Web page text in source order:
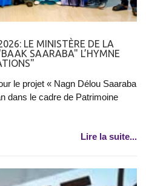
LE MINISTÈRE DE LA
SAARABA" L’HYMNE
le projet « Nagn Délou Saaraba
dans le cadre de Patrimoine
Lire la suite...